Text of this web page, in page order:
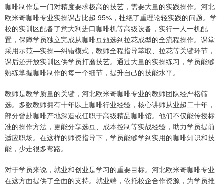
咖啡制作是一门对精度要求极高的技艺，需要大量的实践操作。河北
欧米奇咖啡专业实操课占比超 95%，杜绝了重理论轻实践的问题。学
校的实训区配备了意大利进口咖啡机等高级设备，实行一人一机配
置，保障学员独立完成从咖啡豆甄选到拉花成型的全流程操作。课堂
采用示范—实操—纠错模式，教师全程指导萃取、拉花等关键环节，
课后还开放实训区供学员打磨技艺。通过大量的实操练习，学员能够
熟练掌握咖啡制作的每一个细节，提升自己的技能水平。
教师是教学质量的关键，河北欧米奇咖啡专业的教师团队经严格筛
选。多数教师拥有十年以上咖啡行业经验，核心讲师从业超二十年，
部分曾赴咖啡产地深造或任职于高级精品咖啡馆。他们不仅能传授标
准的操作方法，更能分享选豆、成本控制等实战经验，助力学员提前
适应职场。在这样的师资指导下，学员能够学到实用的咖啡知识和技
能，少走很多弯路。
对于学员来说，就业和创业是学习的重要目标。河北欧米奇咖啡专业
在这方面提供了全面的支持。就业端，依托校企合作资源，为学员推